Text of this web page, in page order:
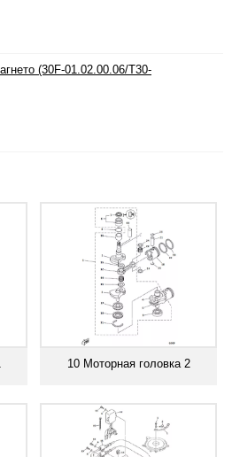
(30F-01.02.00.06/T30-
10 Моторная головка 2